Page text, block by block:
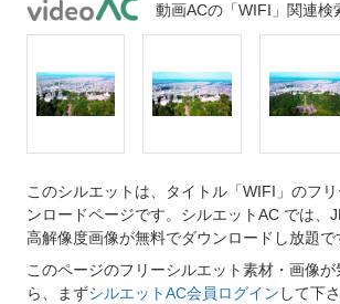
動画ACの「WIFI」関連検
このシルエットは、タイトル「WIFI」のフ
ンロードページです。シルエットAC では、
高解像度画像が無料でダウンロードし放題で
このページのフリーシルエット素材・画像が
ら、まずシルエットAC会員ログイン して下